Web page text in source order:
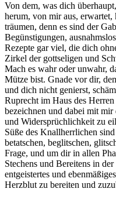
Von dem, was dich
herum, von mir aus,
träumen, denn es sind der
Begünstigungen,
Rezepte gar viel, die dich
Zirkel der gottseligen und
Mach es wahr oder unwahr,
Mütze bist. Gnade vor dir,
und dich nicht genierst,
Ruprecht im Haus des
bezeichnen und dabei mit
und Widersprüchlichkeit zu
Süße des Knallherrlichen
betatschen, beglitschen,
Frage, und um dir in allen
Stechens und Bereitens in
entgeistertes und
Herzblut zu bereiten und